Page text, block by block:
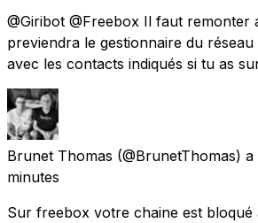
@Giribot @Freebox Il faut remonter
previendra le gestionnaire du
avec les contacts indiqués si tu as
Brunet Thomas (@BrunetThomas) a
minutes
Sur freebox votre chaine est bloqué